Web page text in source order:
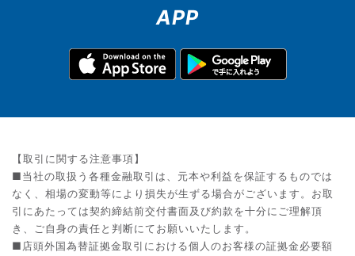
APP
【取引に関する注意事項】
■当社の取扱う各種金融取引は、元本や利益を保証するものでは
なく、相場の変動等により損失が生ずる場合がございます。お取
引にあたっては契約締結前交付書面及び約款を十分にご理解頂
き、ご自身の責任と判断にてお願いいたします。
■店頭外国為替証拠金取引における個人のお客様の証拠金必要額